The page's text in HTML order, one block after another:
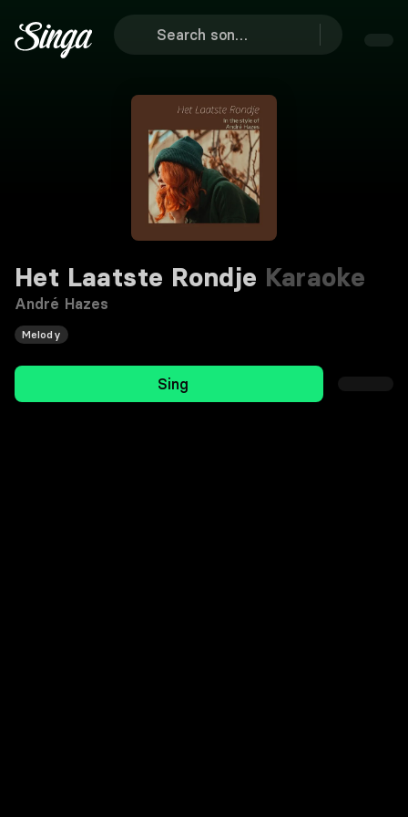
Het Laatste Rondje Karaoke
André Hazes
Melody
Sing